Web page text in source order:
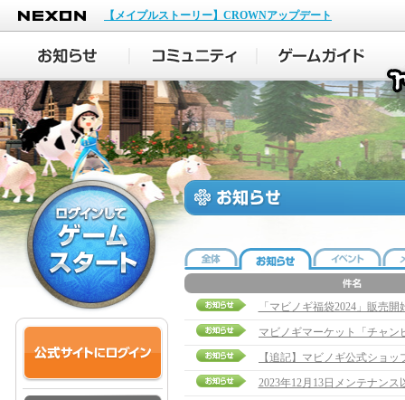
NEXON
【メイプルストーリー】CROWNアップデート
「マビノギ福袋2024」販売
2023年12月13日メンテナン